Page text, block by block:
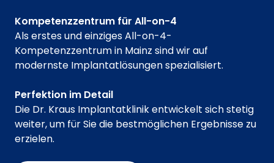
Kompetenzzentrum für All-on-4
Als erstes und einziges All-on-4-
Kompetenzzentrum in Mainz sind wir auf
modernste Implantatlösungen spezialisiert.
Perfektion im Detail
Die Dr. Kraus Implantatklinik entwickelt sich stetig
weiter, um für Sie die bestmöglichen Ergebnisse zu
erzielen.